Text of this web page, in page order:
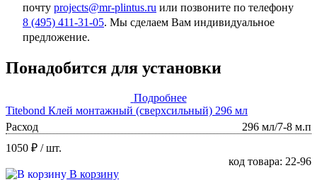
почту projects@mr-plintus.ru или позвоните по телефону
8 (495) 411-31-05. Мы сделаем Вам индивидуальное
предложение.
Понадобится для установки
Подробнее
Titebond Клей монтажный (сверхсильный) 296 мл
Расход
296 мл/7-8 м.п
1050 ₽ / шт.
код товара: 22-96
В корзину